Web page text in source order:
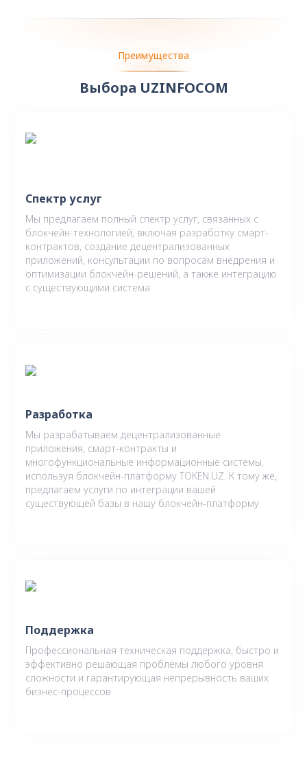
Преимущества
Выбора UZINFOCOM
Спектр услуг
Мы предлагаем полный спектр услуг, связанных с
блокчейн-технологией, включая разработку смарт-
контрактов, создание децентрализованных
приложений, консультации по вопросам внедрения и
оптимизации блокчейн-решений, а также интеграцию
с существующими система
Разработка
Мы разрабатываем децентрализованные
приложения, смарт-контракты и
многофункциональные информационные системы,
используя блокчейн-платформу TOKEN.UZ. К тому же,
предлагаем услуги по интеграции вашей
существующей базы в нашу блокчейн-платформу
Поддержка
Профессиональная техническая поддержка, быстро и
эффективно решающая проблемы любого уровня
сложности и гарантирующая непрерывность ваших
бизнес-процессов